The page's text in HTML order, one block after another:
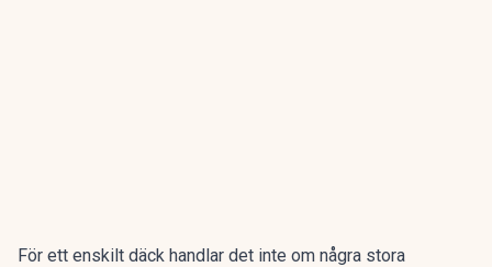
För ett enskilt däck handlar det inte om några stora